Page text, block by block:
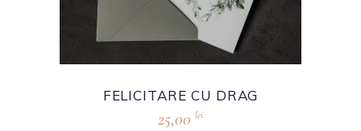
FELICITARE CU DRAG
25,00 lei